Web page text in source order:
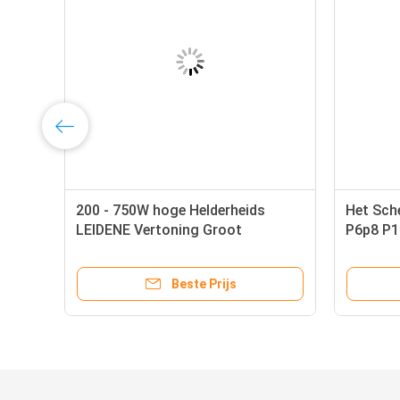
200 - 750W hoge Helderheids
LEIDENE Vertoning Groot
P16
Beste Prijs
Het
P6p8
Reclame